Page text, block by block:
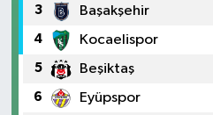
3 Başakşehir
4 Kocaelispor
5 Beşiktaş
6 Eyüpspor